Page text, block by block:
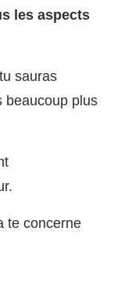
les aspects
sauras
beaucoup plus
te concerne